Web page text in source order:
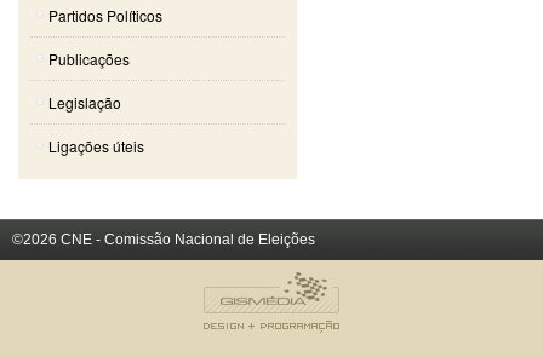
Partidos Políticos
Publicações
Legislação
Ligações úteis
©2026 CNE - Comissão Nacional de Eleições